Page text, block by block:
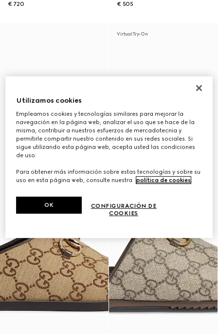
€ 720
€ 505
Virtual Try-On
Utilizamos cookies
Empleamos cookies y tecnologías similares para mejorar la
navegación en la página web, analizar el uso que se hace de la
misma, contribuir a nuestros esfuerzos de mercadotecnia y
permitirle compartir nuestro contenido en sus redes sociales. Si
sigue utilizando esta página web, acepta usted las condiciones
de uso.
Para obtener más información sobre estas tecnologías y sobre su
uso en esta página web, consulte nuestra
política de cookies.
CONFIGURACIÓN DE
COOKIES
OK